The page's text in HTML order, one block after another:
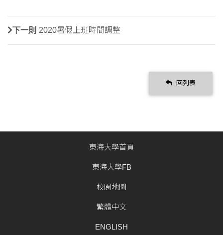
下一則 2020暑假上班時間調整
回列表
東海大學首頁
東海大學FB
校園地圖
繁體中文
ENGLISH